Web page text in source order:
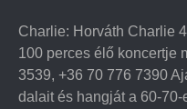
Charlie: Horváth Charlie
100 perces élő koncertje
3539, +36 70 776 7390
dalait és hangját a 60-70-